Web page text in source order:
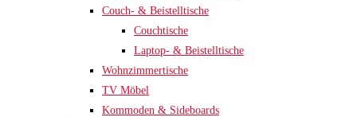
Couch- & Beistelltische
Couchtische
Laptop- & Beistelltische
Wohnzimmertische
TV Möbel
Kommoden & Sideboards